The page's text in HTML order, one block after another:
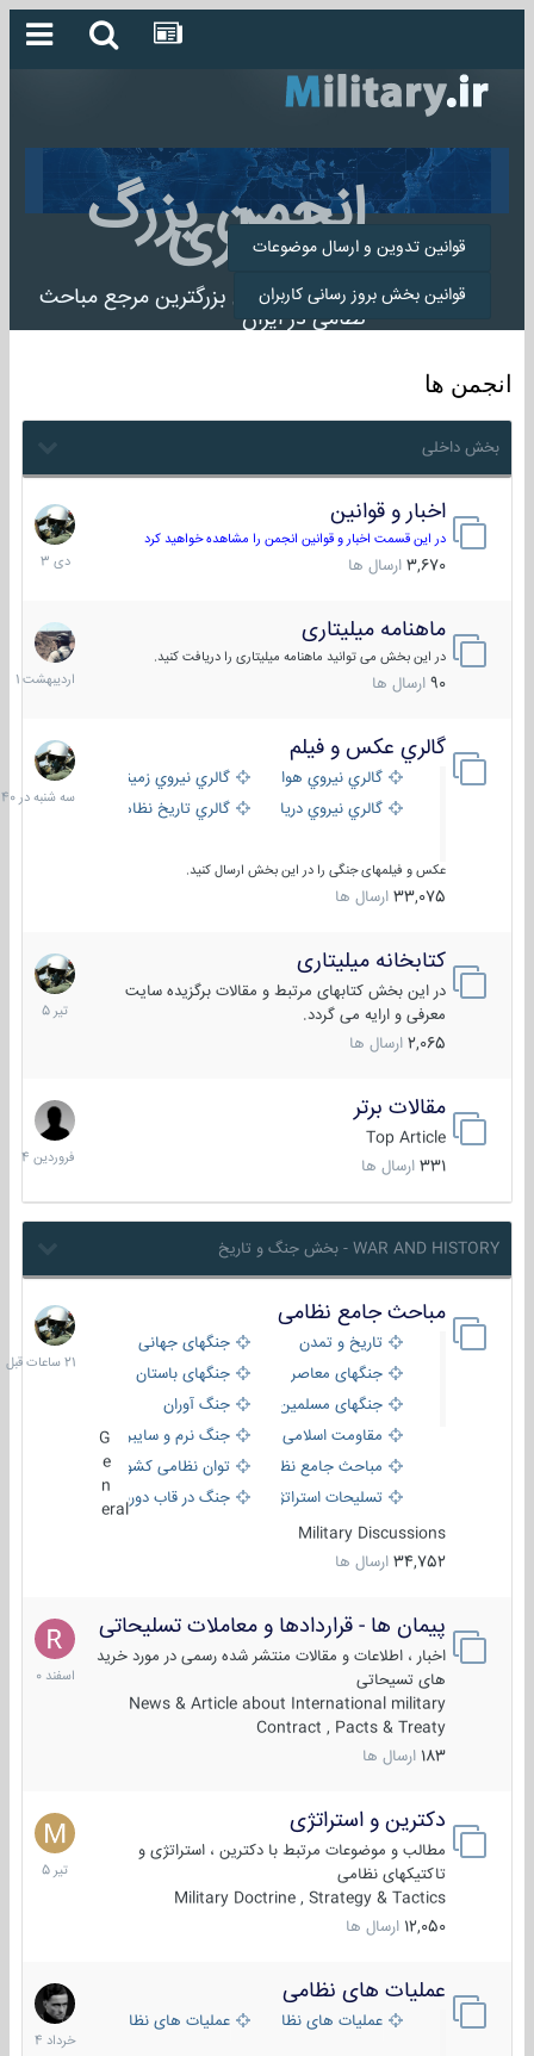
انجمن بزرگ
میلیتاری
انجمن میلیتاری بزرگترین مرجع مباحث
نظامی در ایران
قوانین تدوین و ارسال موضوعات
قوانین بخش بروز رسانی کاربران
انجمن ها
بخش داخلی
اخبار و قوانین
در این قسمت اخبار و قوانین انجمن را مشاهده خواهید کرد
3,670 ارسال ها
22
دی
1403
ماهنامه میلیتاری
در این بخش می توانید ماهنامه میلیتاری را دریافت کنید.
90 ارسال ها
30
1401
گالري عكس و فيلم
گالري نيروي هوايي
گالري نيروي زميني
گالري نيروي دريايي
گالري تاریخ نظامی
عکس و فیلمهای جنگی را در این بخش ارسال کنید.
33,075 ارسال ها
سه
شنبه
در
کتابخانه میلیتاری
در این بخش کتابهای مرتبط و مقالات برگزیده سایت
معرفی و ارایه می گردد.
2,065 ارسال ها
16
تیر
1405
مقالات برتر
Top Article
331 ارسال ها
29
فروردین
1404
WAR AND HISTORY - بخش جنگ و تاریخ
مباحث جامع نظامی
تاریخ و تمدن
جنگهای جهانی
جنگهای معاصر
جنگهای باستان
جنگهای مسلمین
جنگ آوران
مقاومت اسلامی
جنگ نرم و سایبری
مباحث جامع نظامی
توان نظامی کشورها
تسلیحات استراتژیک
جنگ در قاب دوربین
eral
Military Discussions
34,752 ارسال ها
21
ساعات
قبل
پیمان ها - قراردادها و معاملات تسلیحاتی
اخبار ، اطلاعات و مقالات منتشر شده رسمی در مورد خرید
های تسیحاتی
News & Article about International military
Contract , Pacts & Treaty
183 ارسال ها
7
اسفند
1400
دکترین و استراتژی
مطالب و موضوعات مرتبط با دکترین ، استراتژی و
تاکتیکهای نظامی
Military Doctrine , Strategy & Tactics
12,050 ارسال ها
27
تیر
1405
عملیات های نظامی
عملیات های نظامی ایرانعملیات های نظامی خارجی
5
خرداد
1404